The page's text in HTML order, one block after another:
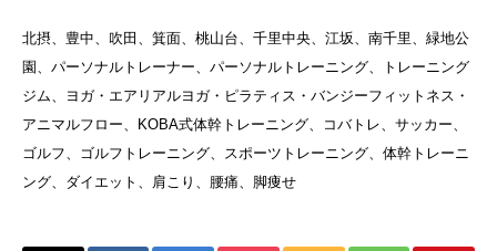
北摂、豊中、吹田、箕面、桃山台、千里中央、江坂、南千里、緑地公
園、パーソナルトレーナー、パーソナルトレーニング、トレーニング
ジム、ヨガ・エアリアルヨガ・ピラティス・バンジーフィットネス・
アニマルフロー、KOBA式体幹トレーニング、コバトレ、サッカー、
ゴルフ、ゴルフトレーニング、スポーツトレーニング、体幹トレーニ
ング、ダイエット、肩こり、腰痛、脚痩せ